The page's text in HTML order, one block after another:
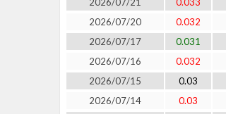
2026/07/20
0.032
2026/07/17
0.031
2026/07/16
0.032
2026/07/15
0.03
2026/07/14
0.03